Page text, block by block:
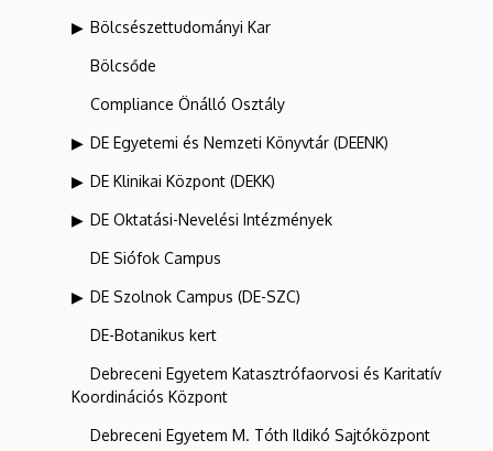
Bölcsészettudományi Kar
Bölcsőde
Compliance Önálló Osztály
DE Egyetemi és Nemzeti Könyvtár (DEENK)
DE Klinikai Központ (DEKK)
DE Oktatási-Nevelési Intézmények
DE Siófok Campus
DE Szolnok Campus (DE-SZC)
DE-Botanikus kert
Debreceni Egyetem Katasztrófaorvosi és Karitatív
Koordinációs Központ
Debreceni Egyetem M. Tóth Ildikó Sajtóközpont